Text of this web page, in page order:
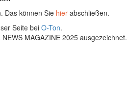
Das können Sie hier abschließen.
Seite bei O-Ton.
MAGAZINE 2025 ausgezeichnet.